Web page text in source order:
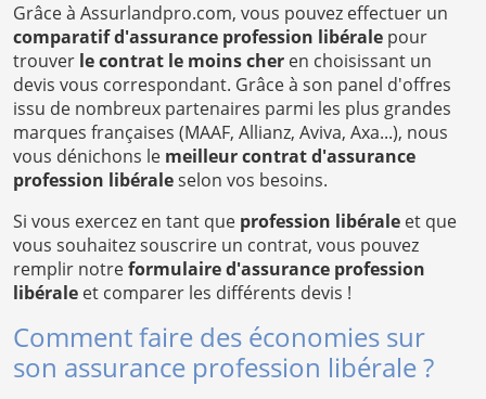
Grâce à Assurlandpro.com, vous pouvez effectuer un
comparatif d'assurance profession libérale pour
trouver le contrat le moins cher en choisissant un
devis vous correspondant. Grâce à son panel d'offres
issu de nombreux partenaires parmi les plus grandes
marques françaises (MAAF, Allianz, Aviva, Axa...), nous
vous dénichons le meilleur contrat d'assurance
profession libéraleselon vos besoins.
Si vous exercez en tant que profession libérale et que
vous souhaitez souscrire un contrat, vous pouvez
remplir notreformulaire d'assurance profession
libérale et comparer les différents devis !
Comment faire des économies sur
son assurance profession libérale ?